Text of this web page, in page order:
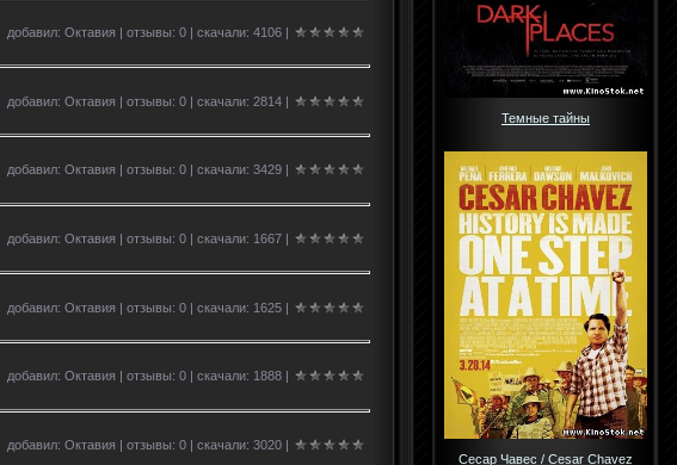
добавил: Октавия | отзывы: 0 | скачали: 4106 |
добавил: Октавия | отзывы: 0 | скачали: 2814 |
добавил: Октавия | отзывы: 0 | скачали: 3429 |
добавил: Октавия | отзывы: 0 | скачали: 1667 |
добавил: Октавия | отзывы: 0 | скачали: 1625 |
добавил: Октавия | отзывы: 0 | скачали: 1888 |
добавил: Октавия | отзывы: 0 | скачали: 3020 |
Темные тайны
Сесар Чавес / Cesar Chavez